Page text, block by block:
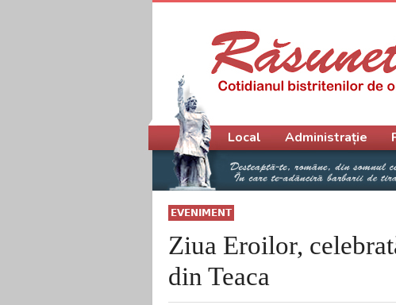
EVENIMENT
Ziua Eroilor,
din Teaca
Meniu principal
Local Administrație